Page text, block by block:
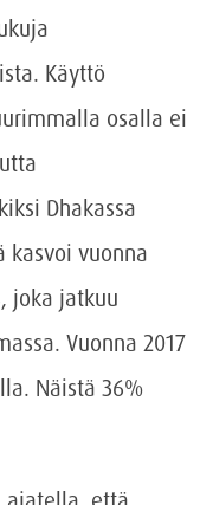
Käyttö
osalla ei
Dhakassa
vuonna
joka jatkuu
Vuonna 2017
Näistä 36%